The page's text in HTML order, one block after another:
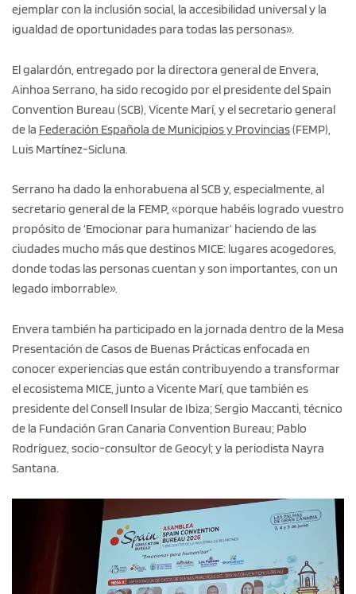
ejemplar con la inclusión social, la accesibilidad universal y la
igualdad de oportunidades para todas las personas».
El galardón, entregado por la directora general de Envera,
Ainhoa Serrano, ha sido recogido por el presidente del Spain
Convention Bureau (SCB), Vicente Marí, y el secretario general
de la Federación Española de Municipios y Provincias(FEMP),
Luis Martínez-Sicluna.
Serrano ha dado la enhorabuena al SCB y, especialmente, al
secretario general de la FEMP, «porque habéis logrado vuestro
propósito de ‘Emocionar para humanizar’ haciendo de las
ciudades mucho más que destinos MICE: lugares acogedores,
donde todas las personas cuentan y son importantes, con un
legado imborrable».
Envera también ha participado en la jornada dentro de la Mesa
Presentación de Casos de Buenas Prácticas enfocada en
conocer experiencias que están contribuyendo a transformar
el ecosistema MICE, junto a Vicente Marí, que también es
presidente del Consell Insular de Ibiza; Sergio Maccanti, técnico
de la Fundación Gran Canaria Convention Bureau; Pablo
Rodríguez, socio-consultor de Geocyl; y la periodista Nayra
Santana.